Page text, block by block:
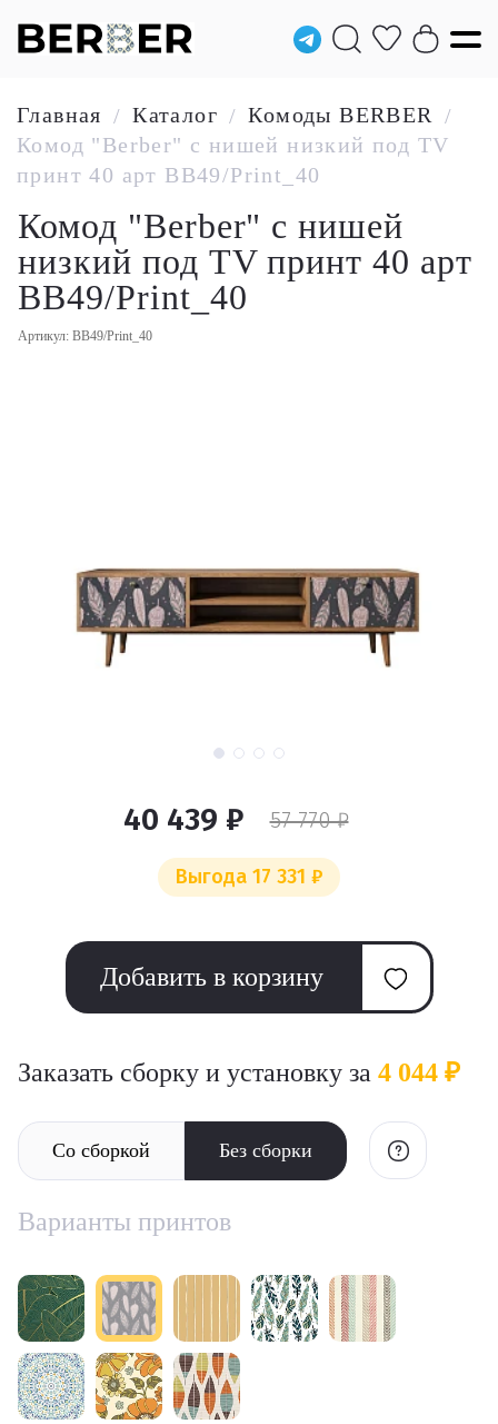
Главная / Каталог / Комоды BERBER /
Комод "Berber" с нишей низкий под TV
принт 40 арт BB49/Print_40
Комод "Berber" с нишей
низкий под TV принт 40 арт
BB49/Print_40
Артикул: BB49/Print_40
40 439 ₽ 57 770 ₽
Выгода 17 331 ₽
Добавить в корзину
Заказать сборку и установку за 4 044 ₽
Со сборкой Без сборки
Варианты принтов